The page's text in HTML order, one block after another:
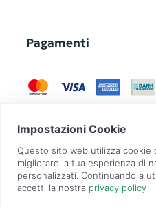
Pagamenti
GadgetZilla è un Brand di Overbi S.r.l.
i diritti riservati |